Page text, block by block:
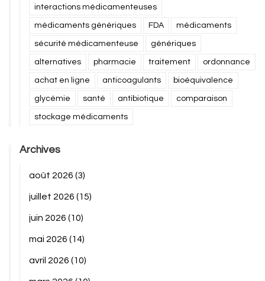
interactions médicamenteuses
médicaments génériques FDA médicaments
sécurité médicamenteuse génériques
alternatives pharmacie traitement ordonnance
achat en ligne anticoagulants bioéquivalence
glycémie santé antibiotique comparaison
stockage médicaments
Archives
août 2026 (3)
juillet 2026 (15)
juin 2026 (10)
mai 2026 (14)
avril 2026 (10)